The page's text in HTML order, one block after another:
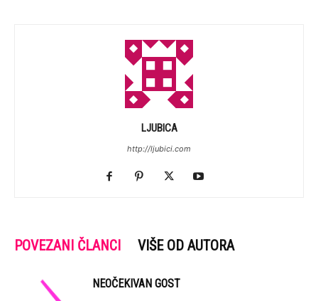
LJUBICA
http://ljubici.com
POVEZANI ČLANCI VIŠE OD AUTORA
NEOČEKIVAN GOST